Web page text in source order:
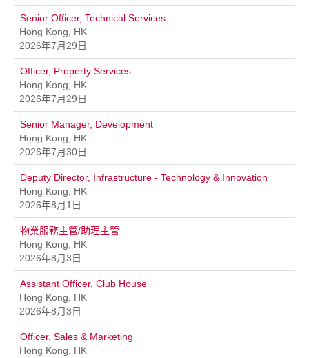
Senior Officer, Technical Services
Hong Kong, HK
2026年7月29日
Officer, Property Services
Hong Kong, HK
2026年7月29日
Senior Manager, Development
Hong Kong, HK
2026年7月30日
Deputy Director, Infrastructure - Technology & Innovation
Hong Kong, HK
2026年8月1日
物業服務主管/助理主管
Hong Kong, HK
2026年8月3日
Assistant Officer, Club House
Hong Kong, HK
2026年8月3日
Officer, Sales & Marketing
Hong Kong, HK